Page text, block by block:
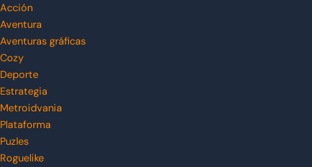
Acción
Aventura
Aventuras gráficas
Cozy
Deporte
Estrategia
Metroidvania
Plataforma
Puzles
Roguelike